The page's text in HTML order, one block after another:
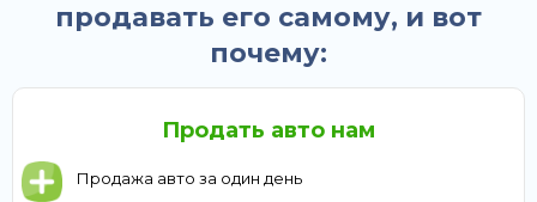
продавать его самому, и вот
почему:
Продать авто нам
Продажа авто за один день